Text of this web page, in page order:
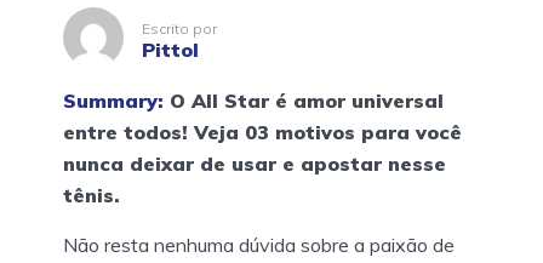
Escrito por
Pittol
Summary: O All Star é amor universal
entre todos! Veja 03 motivos para você
nunca deixar de usar e apostar nesse
tênis.
Não resta nenhuma dúvida sobre a paixão de